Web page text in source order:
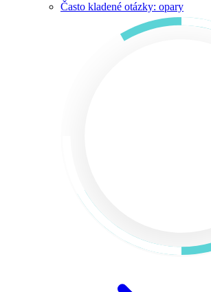
Často kladené otázky: opary